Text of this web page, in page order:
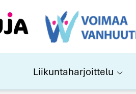
Liikuntaharjoittelu